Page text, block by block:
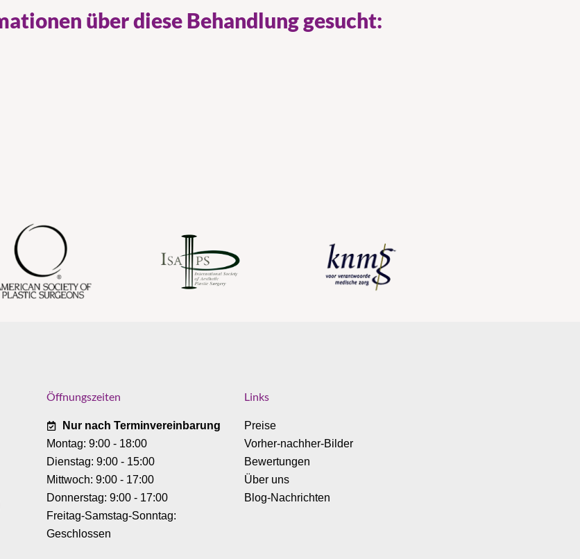
über diese Behandlung gesucht:
Öffnungszeiten
Nur nach Terminvereinbarung
Montag: 9:00 - 18:00
Dienstag: 9:00 - 15:00
Mittwoch: 9:00 - 17:00
Donnerstag: 9:00 - 17:00
Freitag-Samstag-Sonntag:
Geschlossen
Links
Preise
Vorher-nachher-Bilder
Bewertungen
Über uns
Blog-Nachrichten